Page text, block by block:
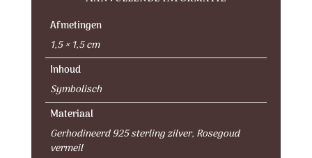
Afmetingen
1,5 × 1,5 cm
Inhoud
Symbolisch
Materiaal
Gerhodineerd 925 sterling zilver, Rosegoud
vermeil